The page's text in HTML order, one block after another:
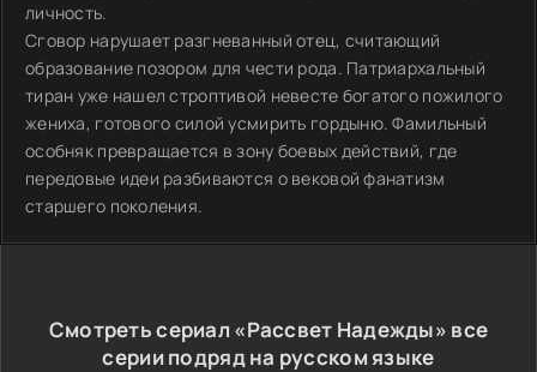
личность.
Сговор нарушает разгневанный отец, считающий
образование позором для чести рода. Патриархальный
тиран уже нашел строптивой невесте богатого пожилого
жениха, готового силой усмирить гордыню. Фамильный
особняк превращается в зону боевых действий, где
передовые идеи разбиваются о вековой фанатизм
старшего поколения.
Смотреть сериал «Рассвет Надежды» все
серии подряд на русском языке